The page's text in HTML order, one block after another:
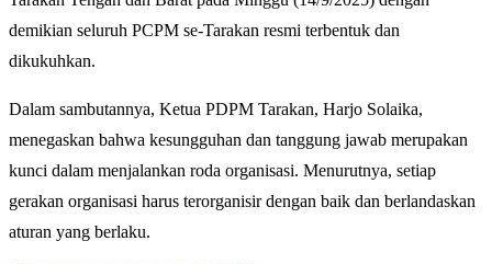
demikian seluruh PCPM se-Tarakan resmi terbentuk dan
dikukuhkan.
Dalam sambutannya, Ketua PDPM Tarakan, Harjo Solaika,
menegaskan bahwa kesungguhan dan tanggung jawab merupakan
kunci dalam menjalankan roda organisasi. Menurutnya, setiap
gerakan organisasi harus terorganisir dengan baik dan berlandaskan
aturan yang berlaku.